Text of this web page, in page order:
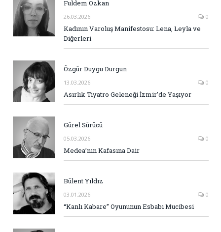
Fuldem Özkan
26.03.2026 0
Kadının Varoluş Manifestosu: Lena, Leyla ve
Diğerleri
Özgür Duygu Durgun
13.03.2026 0
Asırlık Tiyatro Geleneği İzmir’de Yaşıyor
Gürel Sürücü
05.03.2026 0
Medea’nın Kafasına Dair
Bülent Yıldız
03.01.2026 0
“Kanlı Kabare” Oyununun Esbabı Mucibesi